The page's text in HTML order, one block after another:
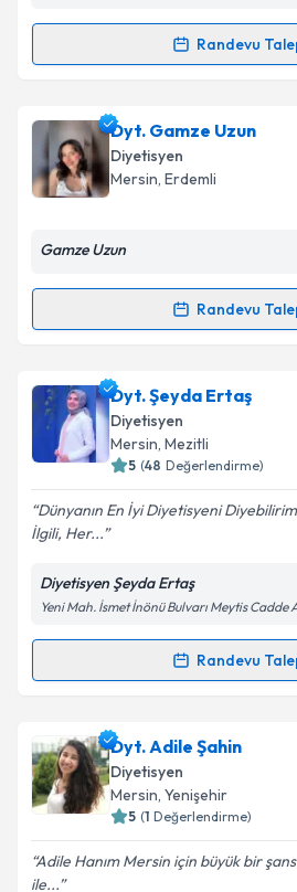
Takvim Talebini
Randevu
Randevu Takvimi Talebi
Dyt. Burcu Ada Talasiçin
oluşturun. Size bu uzmandan
takvim hazırlandığında e-posta
Kişisel verilerimin
Takvim Talebini
Dyt. Gamze Uzun
Diyetisyen
Mersin, Erdemli
Gamze Uzun
Randevu
Randevu Takvimi Talebi
Dyt. Gamze Uzuniçin randevu
oluşturun. Size bu uzmandan
takvim hazırlandığında e-
Kişisel verilerimin
Metni'ni okudum ve kişisel
kapsamda işlenmesini
Dyt. Şeyda Ertaş
Diyetisyen
Mersin, Mezitli
5 (48 Değerlendirme)
Dünyanın En İyi Diyetisyeni Diyebilirim
İlgili, Her...
Diyetisyen Şeyda Ertaş
Yeni Mah. İsmet İnönü Bulvarı Meytis Cadde
Randevu
Randevu Takvimi Talebi
Dyt. Şeyda Ertaşiçin randevu
oluşturun. Size bu uzmandan
takvim hazırlandığında e-
Dyt. Adile Şahin
Diyetisyen
Mersin, Yenişehir
5 (1 Değerlendirme)
Adile Hanım Mersin için büyük bir
ile...